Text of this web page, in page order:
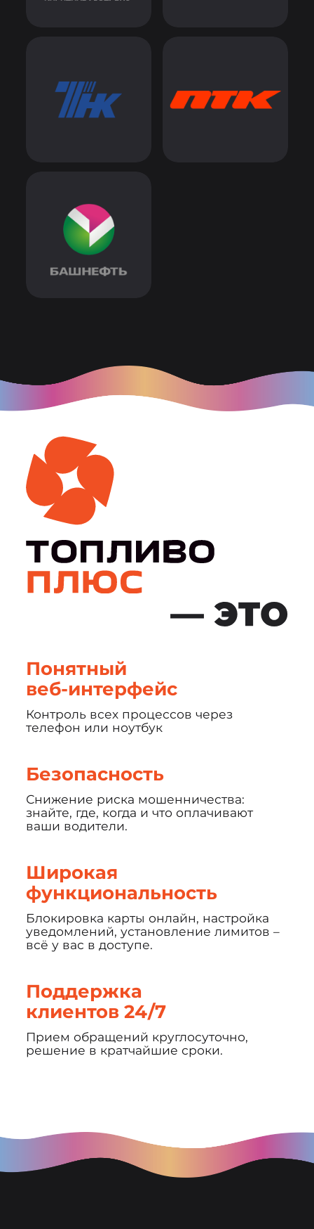
Понятный
веб-интерфейс
Контроль всех процессов через
телефон или ноутбук
Безопасность
Снижение риска мошенничества:
знайте, где, когда и что оплачивают
ваши водители.
Широкая
функциональность
Блокировка карты онлайн, настройка
уведомлений, установление лимитов –
всё у вас в доступе.
Поддержка
клиентов 24/7
Прием обращений круглосуточно,
решение в кратчайшие сроки.